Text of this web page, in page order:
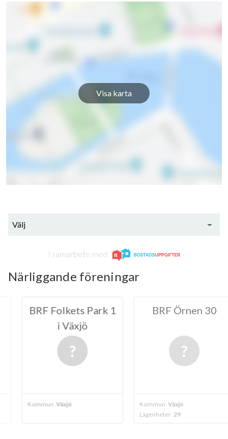
Visa karta
Välj
I samarbete med
Närliggande föreningar
Park 1
BRF Örnen 30
Kommun
HSB
Kommun